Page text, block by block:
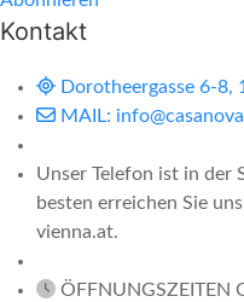
Kontakt
Dorotheergasse 6-8,
MAIL:
Unser Telefon ist in der
besten erreichen Sie
vienna.at.
ÖFFNUNGSZEITEN